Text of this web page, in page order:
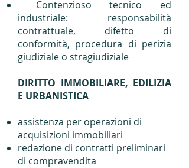
Contenzioso tecnico ed
industriale: responsabilità
contrattuale, difetto di
conformità, procedura di perizia
giudiziale o stragiudiziale
DIRITTO IMMOBILIARE, EDILIZIA
E URBANISTICA
assistenza per operazioni di
acquisizioni immobiliari
redazione di contratti preliminari
di compravendita